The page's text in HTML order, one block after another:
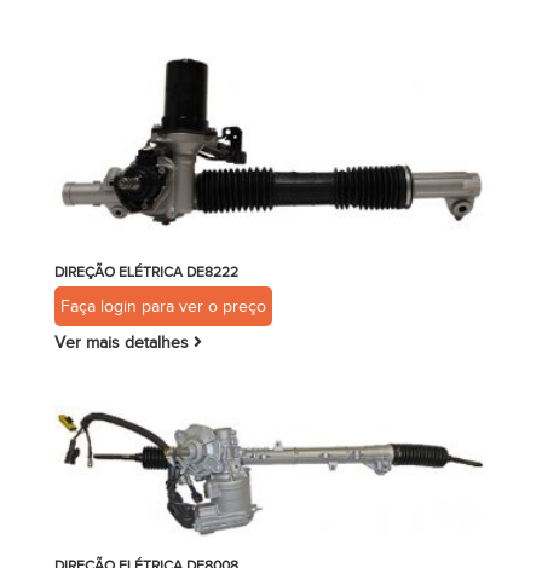
DIREÇÃO ELÉTRICA DE8222
Faça login para ver o preço
Ver mais detalhes